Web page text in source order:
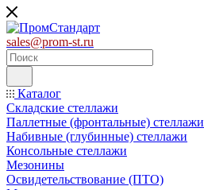
sales@prom-st.ru
Каталог
Складские стеллажи
Паллетные (фронтальные) стеллажи
Набивные (глубинные) стеллажи
Консольные стеллажи
Мезонины
Освидетельствование (ПТО)